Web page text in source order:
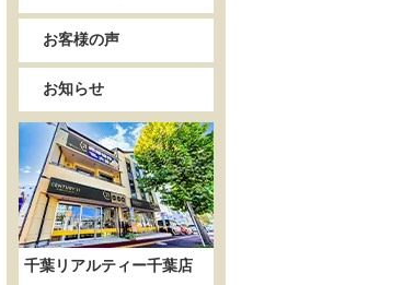
お客様の声
お知らせ
千葉リアルティー千葉店